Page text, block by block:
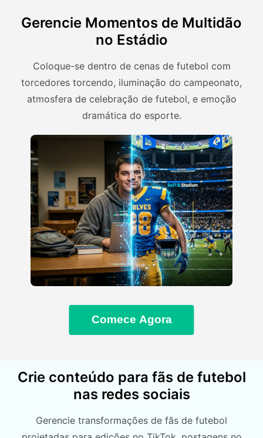
Gerencie Momentos de Multidão
no Estádio
Coloque-se dentro de cenas de futebol com
torcedores torcendo, iluminação do campeonato,
atmosfera de celebração de futebol, e emoção
dramática do esporte.
Comece Agora
Crie conteúdo para fãs de futebol
nas redes sociais
Gerencie transformações de fãs de futebol